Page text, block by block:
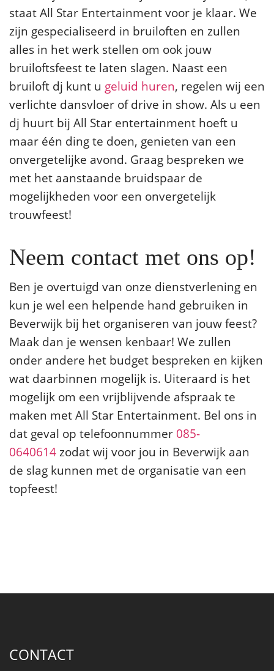
staat All Star Entertainment voor je klaar. We
zijn gespecialiseerd in bruiloften en zullen
alles in het werk stellen om ook jouw
bruiloftsfeest te laten slagen. Naast een
bruiloft dj kunt u geluid huren, regelen wij een
verlichte dansvloer of drive in show. Als u een
dj huurt bij All Star entertainment hoeft u
maar één ding te doen, genieten van een
onvergetelijke avond. Graag bespreken we
met het aanstaande bruidspaar de
mogelijkheden voor een onvergetelijk
trouwfeest!
Neem contact met ons op!
Ben je overtuigd van onze dienstverlening en
kun je wel een helpende hand gebruiken in
Beverwijk bij het organiseren van jouw feest?
Maak dan je wensen kenbaar! We zullen
onder andere het budget bespreken en kijken
wat daarbinnen mogelijk is. Uiteraard is het
mogelijk om een vrijblijvende afspraak te
maken met All Star Entertainment. Bel ons in
dat geval op telefoonnummer 085-
0640614 zodat wij voor jou in Beverwijk aan
de slag kunnen met de organisatie van een
topfeest!
CONTACT